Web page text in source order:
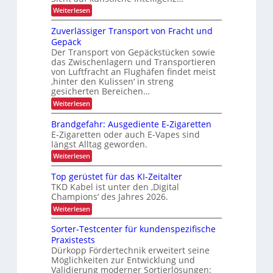
b
e
t
i
e
b
l
i
c
h
e
n
L
a
s
t
e
n
t
r
a
n
P
o
e
k
t
i
o
e
c
D
C
x
l
e
t
t
n
m
a
n
a
g
e
m
e
n
t
r
U
S
A
r
ä
s
e
n
z
Weiterlesen:
K
I
-
u
t
z
u
n
g
i
n
d
e
r
L
o
g
s
t
i
k
Zuverlässiger Transport von Fracht und
Gepäck
Der Transport von Gepäckstücken sowie
das Zwischenlagern und Transportieren
von Luftfracht an Flughäfen findet meist
‚hinter den Kulissen‘ in streng
gesicherten Bereichen…
Weiterlesen:
Z
u
v
e
r
l
ä
s
i
g
e
r
r
a
n
s
p
Brandgefahr: Ausgediente E-Zigaretten
E-Zigaretten oder auch E-Vapes sind
längst Alltag geworden.
Weiterlesen:
B
a
n
d
g
e
a
h
r
:
A
Top gerüstet für das KI-Zeitalter
TKD Kabel ist unter den ‚Digital
Champions‘ des Jahres 2026.
Weiterlesen:
T
p
g
e
r
ü
Sorter-Testcenter für kundenspezifische
Praxistests
Dürkopp Fördertechnik erweitert seine
Möglichkeiten zur Entwicklung und
Validierung moderner Sortierlösungen: